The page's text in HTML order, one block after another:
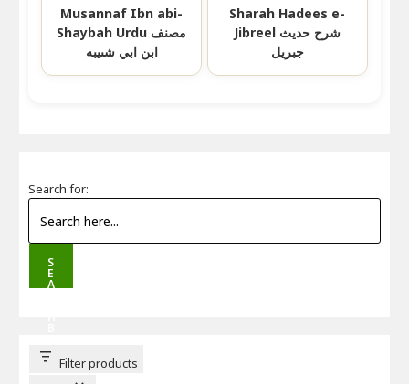
Musannaf Ibn abi-
Shaybah Urdu مصنف
ابن ابي شىيبه
Sharah Hadees e-
Jibreel شرح حدیث
جبریل
Search for:
S
E
A
T
T
Filter products